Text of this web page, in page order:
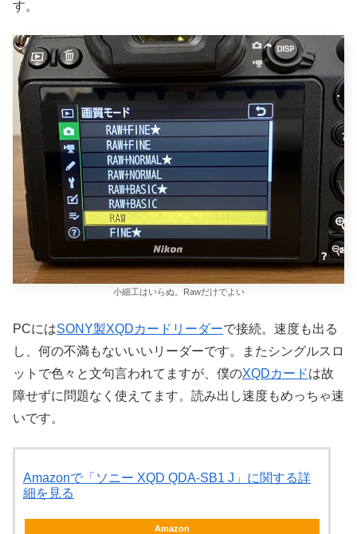
す。
小細工はいらぬ。Rawだけでよい
PCにはSONY製XQDカードリーダーで接続。速度も出る
し、何の不満もないいいリーダーです。またシングルスロ
ットで色々と文句言われてますが、僕のXQDカードは故
障せずに問題なく使えてます。読み出し速度もめっちゃ速
いです。
Amazonで「ソニー XQD QDA-SB1 J」に関する詳
細を見る
Amazon